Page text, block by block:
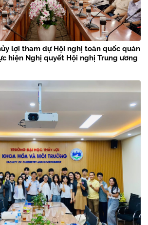
lợi tham dự Hội nghị toàn quốc quán
hiện Nghị quyết Hội nghị Trung ương